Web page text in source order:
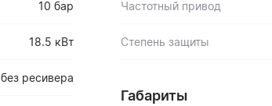
10 бар
18.5 кВт
без ресивера
Частотный привод
Степень защиты
Габариты